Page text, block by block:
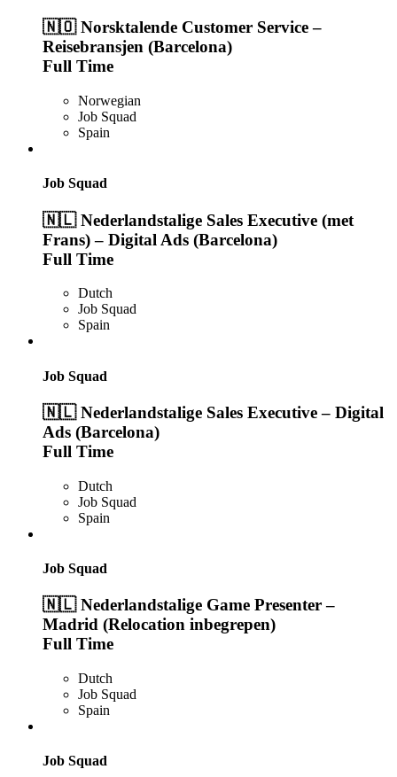
🇳🇴 Norsktalende Customer Service –
Reisebransjen (Barcelona)
Full Time
Norwegian
Job Squad
Spain
Job Squad
🇳🇱 Nederlandstalige Sales Executive (met
Frans) – Digital Ads (Barcelona)
Full Time
Dutch
Job Squad
Spain
Job Squad
🇳🇱 Nederlandstalige Sales Executive – Digital
Ads (Barcelona)
Full Time
Dutch
Job Squad
Spain
Job Squad
🇳🇱 Nederlandstalige Game Presenter –
Madrid (Relocation inbegrepen)
Full Time
Dutch
Job Squad
Spain
Job Squad